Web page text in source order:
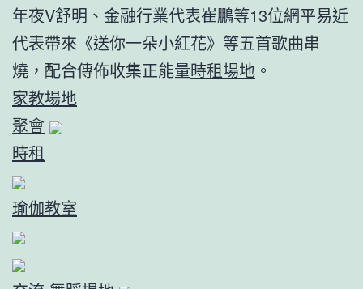
年夜V舒明、金融行業代表崔鵬等13位網平易近
代表帶來《送你一朵小紅花》等五首歌曲串
燒，配合傳佈收集正能量時租場地 。
家教場地
聚會
時租
瑜伽教室